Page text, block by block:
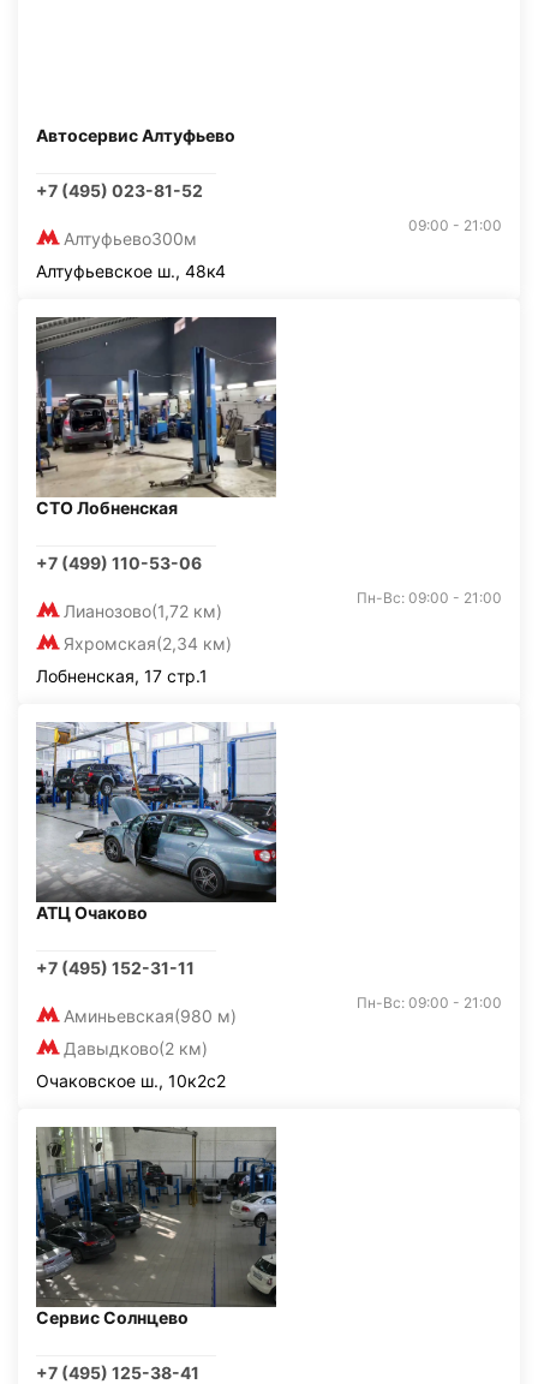
Автосервис Алтуфьево
+7 (495) 023-81-52
Алтуфьево300м
09:00 - 21:00
Алтуфьевское ш., 48к4
СТО Лобненская
+7 (499) 110-53-06
Лианозово(1,72 км)
Яхромская(2,34 км)
Пн-Вс: 09:00 - 21:00
Лобненская, 17 стр.1
АТЦ Очаково
+7 (495) 152-31-11
Аминьевская(980 м)
Давыдково(2 км)
Пн-Вс: 09:00 - 21:00
Очаковское ш., 10к2с2
Сервис Солнцево
+7 (495) 125-38-41